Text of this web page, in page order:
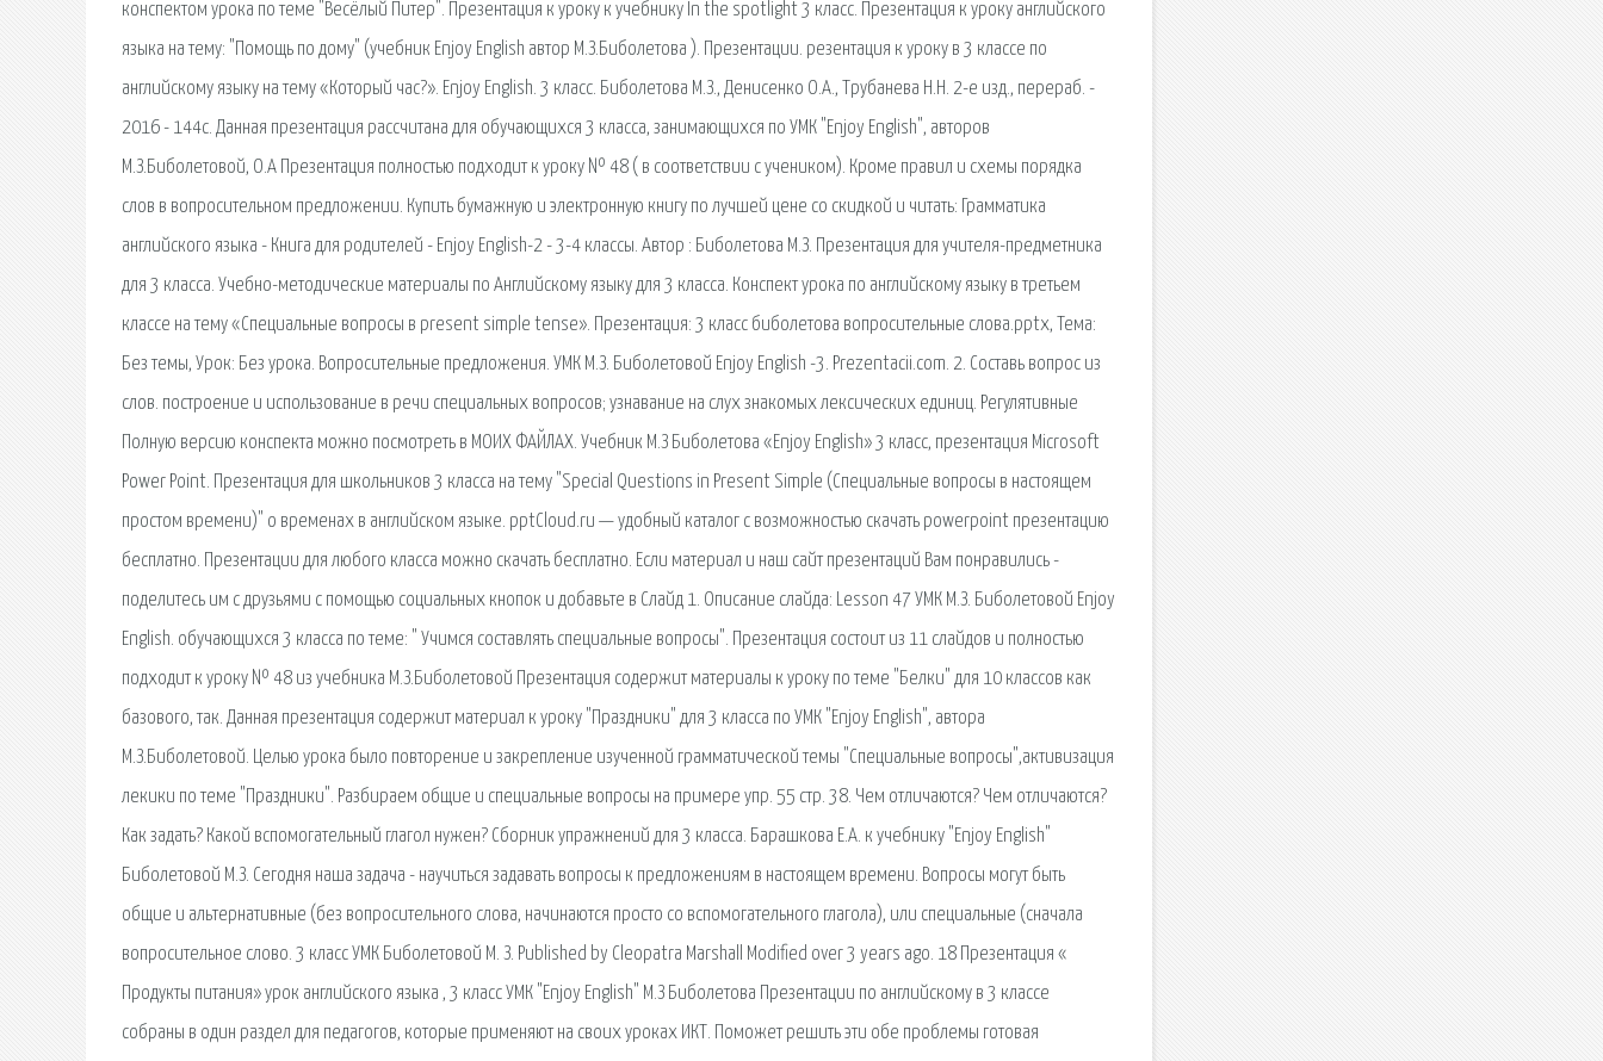
конспектом урока по теме "Весёлый Питер". Презентация к уроку к учебнику In the spotlight 3 класс. Презентация к уроку английского
языка на тему: "Помощь по дому" (учебник Enjoy English автор М.З.Биболетова ). Презентации. резентация к уроку в 3 классе по
английскому языку на тему «Который час?». Enjoy English. 3 класс. Биболетова М.З., Денисенко О.А., Трубанева Н.Н. 2-е изд., перераб. -
2016 - 144с. Данная презентация рассчитана для обучающихся 3 класса, занимающихся по УМК "Enjoy English", авторов
М.З.Биболетовой, О.А Презентация полностью подходит к уроку № 48 ( в соответствии с учеником). Кроме правил и схемы порядка
слов в вопросительном предложении. Купить бумажную и электронную книгу по лучшей цене со скидкой и читать: Грамматика
английского языка - Книга для родителей - Enjoy English-2 - 3-4 классы. Автор : Биболетова М.З. Презентация для учителя-предметника
для 3 класса. Учебно-методические материалы по Английскому языку для 3 класса. Конспект урока по английскому языку в третьем
классе на тему «Специальные вопросы в present simple tense». Презентация: 3 класс биболетова вопросительные слова.pptx, Тема:
Без темы, Урок: Без урока. Вопросительные предложения. УМК М.З. Биболетовой Enjoy English -3. Prezentacii.com. 2. Составь вопрос из
слов. построение и использование в речи специальных вопросов; узнавание на слух знакомых лексических единиц. Регулятивные
Полную версию конспекта можно посмотреть в МОИХ ФАЙЛАХ. Учебник М.З Биболетова «Enjoy English» 3 класс, презентация Microsoft
Power Point. Презентация для школьников 3 класса на тему "Special Questions in Present Simple (Специальные вопросы в настоящем
простом времени)" о временах в английском языке. pptCloud.ru — удобный каталог с возможностью скачать powerpoint презентацию
бесплатно. Презентации для любого класса можно скачать бесплатно. Если материал и наш сайт презентаций Вам понравились -
поделитесь им с друзьями с помощью социальных кнопок и добавьте в Слайд 1. Описание слайда: Lesson 47 УМК М.З. Биболетовой Enjoy
English. обучающихся 3 класса по теме: " Учимся составлять специальные вопросы". Презентация состоит из 11 слайдов и полностью
подходит к уроку № 48 из учебника М.З.Биболетовой Презентация содержит материалы к уроку по теме "Белки" для 10 классов как
базового, так. Данная презентация содержит материал к уроку "Праздники" для 3 класса по УМК "Enjoy English", автора
М.З.Биболетовой. Целью урока было повторение и закрепление изученной грамматической темы "Специальные вопросы",активизация
лекики по теме "Праздники". Разбираем общие и специальные вопросы на примере упр. 55 стр. 38. Чем отличаются? Чем отличаются?
Как задать? Какой вспомогательный глагол нужен? Сборник упражнений для 3 класса. Барашкова Е.А. к учебнику "Enjoy English"
Биболетовой М.З. Сегодня наша задача - научиться задавать вопросы к предложениям в настоящем времени. Вопросы могут быть
общие и альтернативные (без вопросительного слова, начинаются просто со вспомогательного глагола), или специальные (сначала
вопросительное слово. 3 класс УМК Биболетовой М. З. Published by Cleopatra Marshall Modified over 3 years ago. 18 Презентация «
Продукты питания» урок английского языка , 3 класс УМК "Enjoy English" М.З Биболетова Презентации по английскому в 3 классе
собраны в один раздел для педагогов, которые применяют на своих уроках ИКТ. Поможет решить эти обе проблемы готовая